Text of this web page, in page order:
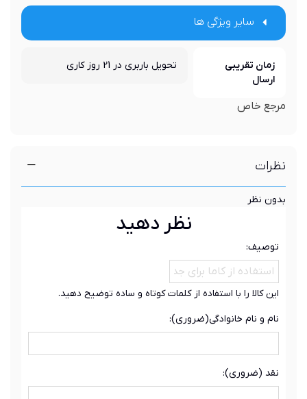
سایر ویژگی ها
زمان تقریبی
ارسال
تحویل باربری در 21 روز کاری
مرجع خاص
نظرات
بدون نظر
نظر دهید
توصیف:
این کالا را با استفاده از کلمات کوتاه و ساده توضیح دهید.
نام و نام خانوادگی(ضروری):
نقد (ضروری):